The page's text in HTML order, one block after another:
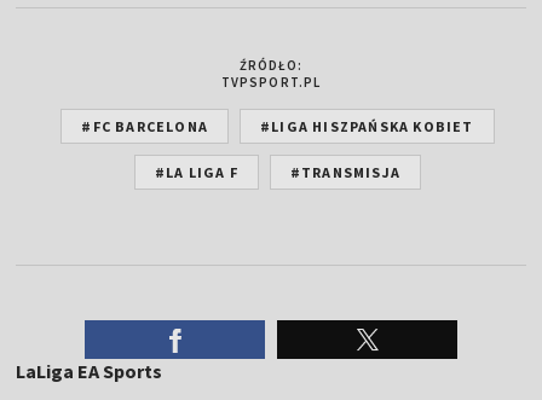
ŹRÓDŁO:
TVPSPORT.PL
#FC BARCELONA #LIGA HISZPAŃSKA KOBIET
#LA LIGA F #TRANSMISJA
LaLiga EA Sports